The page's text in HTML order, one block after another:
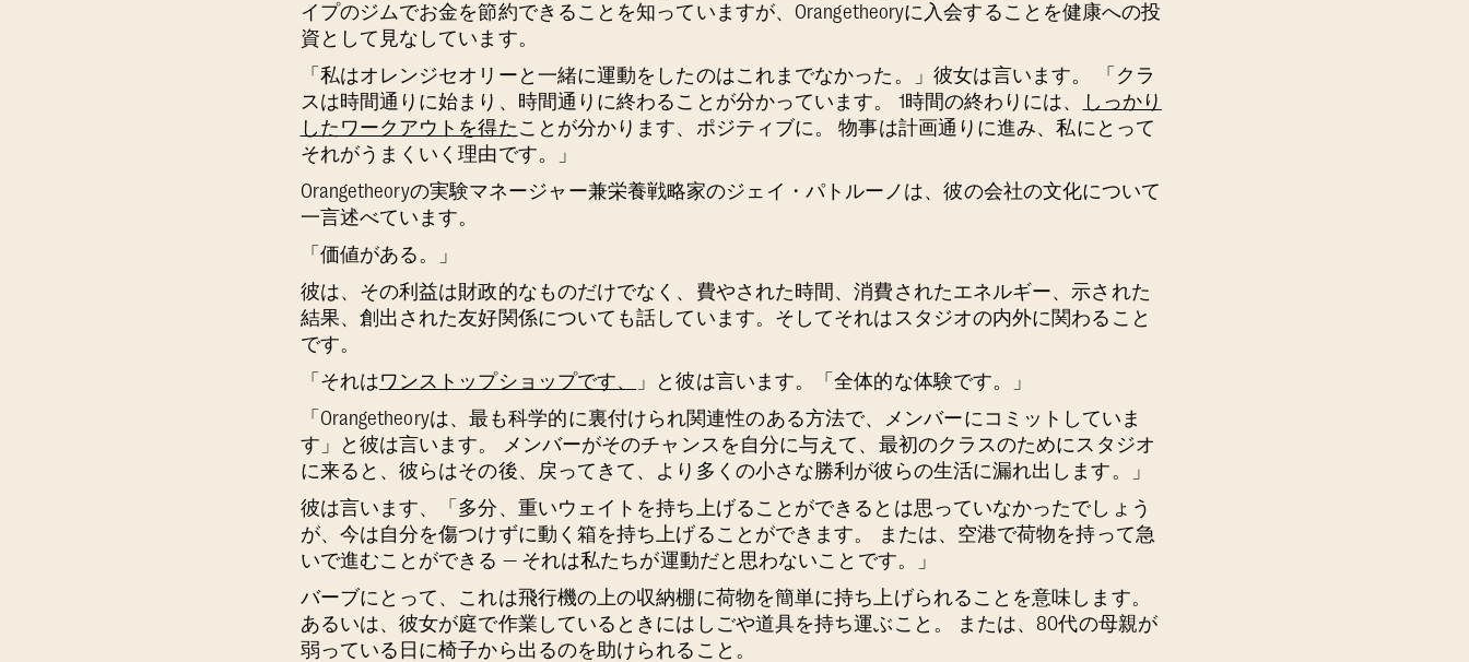
イプのジムでお金を節約できることを知っていますが、Orangetheoryに入会することを健康への投
資として見なしています。
「私はオレンジセオリーと一緒に運動をしたのはこれまでなかった。」彼女は言います。 「クラ
スは時間通りに始まり、時間通りに終わることが分かっています。 1時間の終わりには、
しっかり
したワークアウトを得た ことが分かります、ポジティブに。 物事は計画通りに進み、私にとって
それがうまくいく理由です。」
Orangetheoryの実験マネージャー兼栄養戦略家のジェイ・パトルーノは、彼の会社の文化について
一言述べています。
「価値がある。」
彼は、その利益は財政的なものだけでなく、費やされた時間、消費されたエネルギー、示された
結果、創出された友好関係についても話しています。そしてそれはスタジオの内外に関わること
です。
「それはワンストップショップです、
」と彼は言います。「全体的な体験です。」
「Orangetheoryは、最も科学的に裏付けられ関連性のある方法で、メンバーにコミットしていま
す」と彼は言います。 メンバーがそのチャンスを自分に与えて、最初のクラスのためにスタジオ
に来ると、彼らはその後、戻ってきて、より多くの小さな勝利が彼らの生活に漏れ出します。」
彼は言います、「多分、重いウェイトを持ち上げることができるとは思っていなかったでしょう
が、今は自分を傷つけずに動く箱を持ち上げることができます。 または、空港で荷物を持って急
いで進むことができる — それは私たちが運動だと思わないことです。」
バーブにとって、これは飛行機の上の収納棚に荷物を簡単に持ち上げられることを意味します。
あるいは、彼女が庭で作業しているときにはしごや道具を持ち運ぶこと。 または、80代の母親が
弱っている日に椅子から出るのを助けられること。